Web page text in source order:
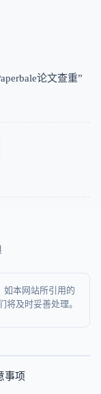
论文查重”
如本网站所引用的
及时妥善处理。
事项